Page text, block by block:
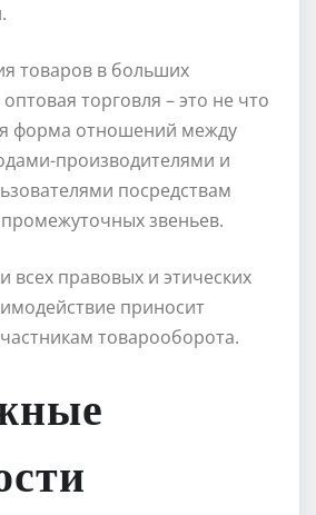
товаров в больших
торговля – это не что
форма отношений между
производителями и
посредствам
звеньев.
всех правовых и этических
приносит
товарооборота.